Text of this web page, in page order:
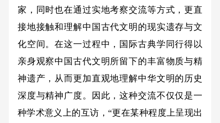
家，同时也在通过实地考察交流等方式，更直
接地接触和理解中国古代文明的现实遗存与文
化空间。在这一过程中，国际古典学同行得以
亲身观察中国古代文明所留下的丰富物质与精
神遗产，从而更加直观地理解中华文明的历史
深度与精神广度。因此，这种交流不仅仅是一
种学术意义上的互访，“更在某种程度上呈现出